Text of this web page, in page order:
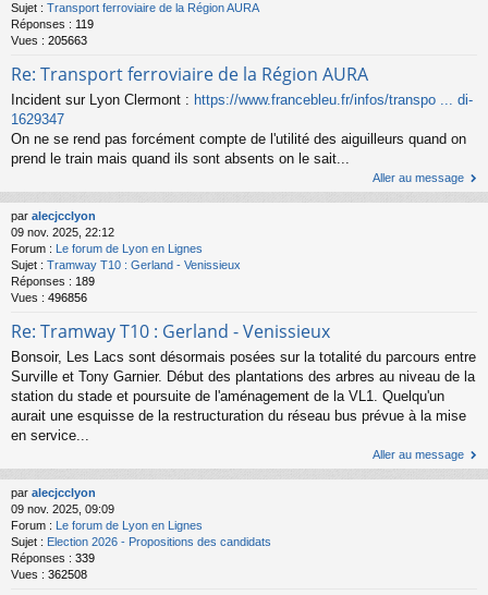
Sujet : Transport ferroviaire de la Région AURA
Réponses : 119
Vues : 205663
Re: Transport ferroviaire de la Région AURA
Incident sur Lyon Clermont : https://www.francebleu.fr/infos/transpo ... di-
1629347
On ne se rend pas forcément compte de l'utilité des aiguilleurs quand on
prend le train mais quand ils sont absents on le sait...
Aller au message
par alecjcclyon
09 nov. 2025, 22:12
Forum :
Le forum de Lyon en Lignes
Sujet : Tramway T10 : Gerland - Venissieux
Réponses : 189
Vues : 496856
Re: Tramway T10 : Gerland - Venissieux
Bonsoir, Les Lacs sont désormais posées sur la totalité du parcours entre
Surville et Tony Garnier. Début des plantations des arbres au niveau de la
station du stade et poursuite de l'aménagement de la VL1. Quelqu'un
aurait une esquisse de la restructuration du réseau bus prévue à la mise
en service...
Aller au message
par alecjcclyon
09 nov. 2025, 09:09
Forum : Le forum de Lyon en Lignes
Sujet : Election 2026 - Propositions des candidats
Réponses : 339
Vues : 362508